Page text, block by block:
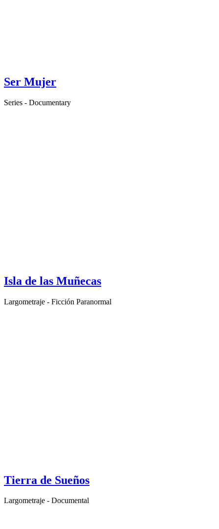
Ser Mujer
Series - Documentary
Isla de las Muñecas
Largometraje - Ficción Paranormal
Tierra de Sueños
Largometraje - Documental